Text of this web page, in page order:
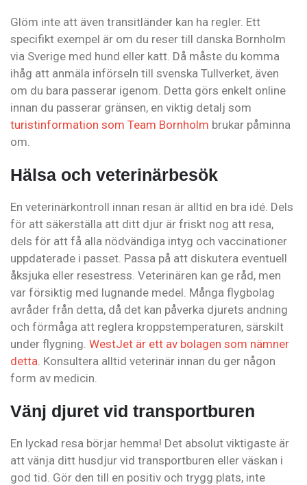
Glöm inte att även transitländer kan ha regler. Ett
specifikt exempel är om du reser till danska Bornholm
via Sverige med hund eller katt. Då måste du komma
ihåg att anmäla införseln till svenska Tullverket, även
om du bara passerar igenom. Detta görs enkelt online
innan du passerar gränsen, en viktig detalj som
turistinformation som Team Bornholm brukar påminna
om.
Hälsa och veterinärbesök
En veterinärkontroll innan resan är alltid en bra idé. Dels
för att säkerställa att ditt djur är friskt nog att resa,
dels för att få alla nödvändiga intyg och vaccinationer
uppdaterade i passet. Passa på att diskutera eventuell
åksjuka eller resestress. Veterinären kan ge råd, men
var försiktig med lugnande medel. Många flygbolag
avråder från detta, då det kan påverka djurets andning
och förmåga att reglera kroppstemperaturen, särskilt
under flygning. WestJet är ett av bolagen som nämner
detta. Konsultera alltid veterinär innan du ger någon
form av medicin.
Vänj djuret vid transportburen
En lyckad resa börjar hemma! Det absolut viktigaste är
att vänja ditt husdjur vid transportburen eller väskan i
god tid. Gör den till en positiv och trygg plats, inte